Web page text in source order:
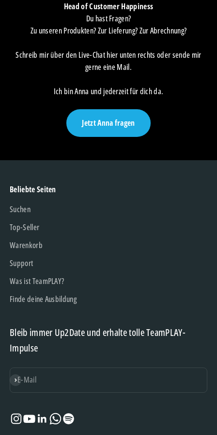
Head of Customer Happiness
Du hast Fragen?
Zu unseren Produkten? Zur Lieferung? Zur Abrechnung?
Schreib mir über den Live-Chat hier unten rechts oder sende mir
gerne eine Mail.
Ich bin Anna und jederzeit für dich da.
Jetzt Anna fragen
Beliebte Seiten
Suchen
Top-Seller
Warenkorb
Support
Was ist TeamPLAY?
Finde deine Ausbildung
Bleib immer Up2Date und erhalte tolle TeamPLAY-
Impulse
E-Mail
Abonnieren